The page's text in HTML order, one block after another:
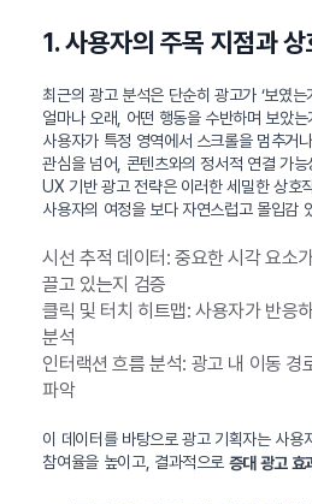
1. 사용자의 주목 지점과
최근의 광고 분석은 단순히 광고가 ‘보였는
얼마나 오래, 어떤 행동을 수반하며 보았
사용자가 특정 영역에서 스크롤을 멈추거
관심을 넘어, 콘텐츠와의 정서적 연결 가
UX 기반 광고 전략은 이러한 세밀한 상호
사용자의 여정을 보다 자연스럽고 몰입감
시선 추적 데이터: 중요한 시각 요소
끌고 있는지 검증
클릭 및 터치 히트맵: 사용자가 반응
분석
인터랙션 흐름 분석: 광고 내 이동 경
파악
이 데이터를 바탕으로 광고 기획자는 사용
참여율을 높이고, 결과적으로 증대 광고 효